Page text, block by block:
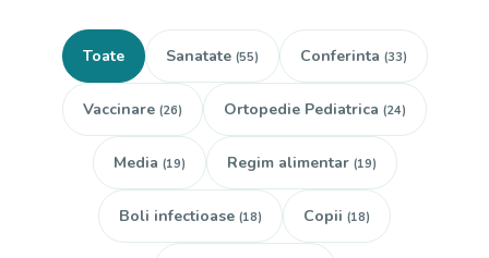
Toate Sanatate (55) Conferinta (33)
Vaccinare (26) Ortopedie Pediatrica (24)
Media (19) Regim alimentar (19)
Boli infectioase (18) Copii (18)